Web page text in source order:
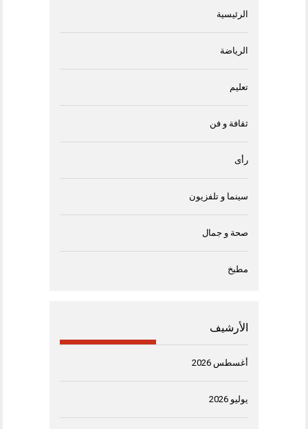
الرئيسية
الرياضة
تعليم
ثقافة و فن
رأى
سينما و تلفزيون
صحة و جمال
مطبخ
الأرشيف
أغسطس 2026
يوليو 2026